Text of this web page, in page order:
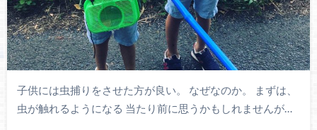
子供には虫捕りをさせた方が良い。 なぜなのか。 まずは、
虫が触れるようになる 当たり前に思うかもしれませんが…